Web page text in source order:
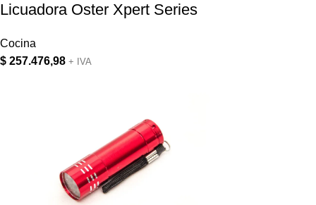
Licuadora Oster Xpert Series
Cocina
$ 257.476,98 + IVA